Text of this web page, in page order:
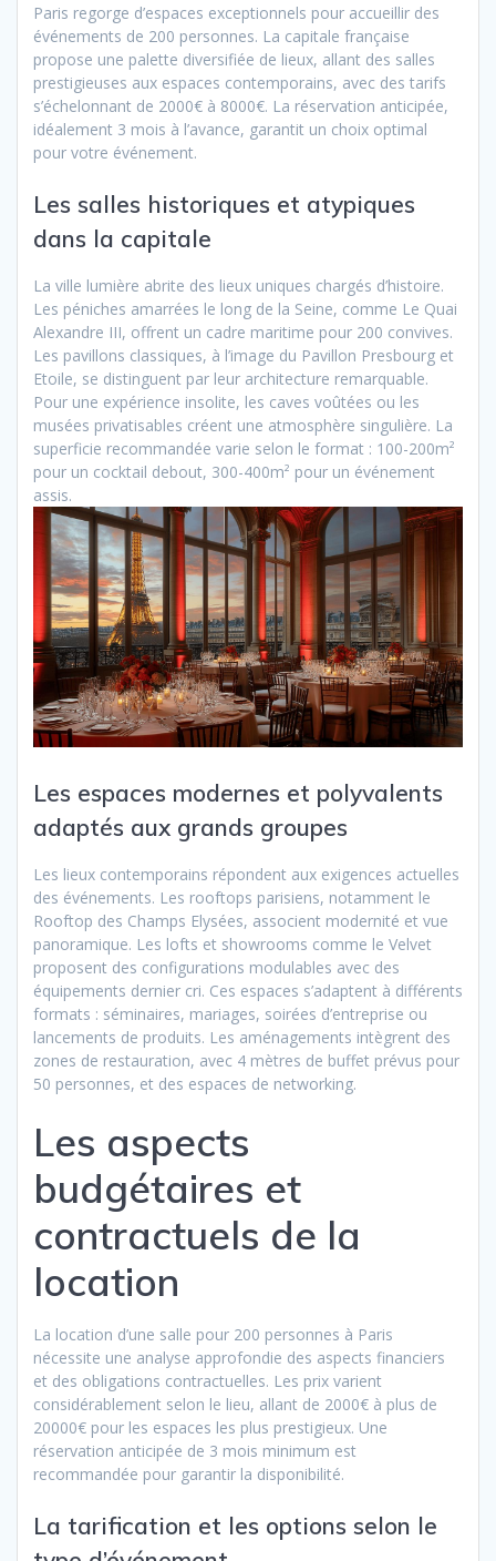
Paris regorge d’espaces exceptionnels pour accueillir des
événements de 200 personnes. La capitale française
propose une palette diversifiée de lieux, allant des salles
prestigieuses aux espaces contemporains, avec des tarifs
s’échelonnant de 2000€ à 8000€. La réservation anticipée,
idéalement 3 mois à l’avance, garantit un choix optimal
pour votre événement.
Les salles historiques et atypiques
dans la capitale
La ville lumière abrite des lieux uniques chargés d’histoire.
Les péniches amarrées le long de la Seine, comme Le Quai
Alexandre III, offrent un cadre maritime pour 200 convives.
Les pavillons classiques, à l’image du Pavillon Presbourg et
Etoile, se distinguent par leur architecture remarquable.
Pour une expérience insolite, les caves voûtées ou les
musées privatisables créent une atmosphère singulière. La
superficie recommandée varie selon le format : 100-200m²
pour un cocktail debout, 300-400m² pour un événement
assis.
Les espaces modernes et polyvalents
adaptés aux grands groupes
Les lieux contemporains répondent aux exigences actuelles
des événements. Les rooftops parisiens, notamment le
Rooftop des Champs Elysées, associent modernité et vue
panoramique. Les lofts et showrooms comme le Velvet
proposent des configurations modulables avec des
équipements dernier cri. Ces espaces s’adaptent à différents
formats : séminaires, mariages, soirées d’entreprise ou
lancements de produits. Les aménagements intègrent des
zones de restauration, avec 4 mètres de buffet prévus pour
50 personnes, et des espaces de networking.
Les aspects
budgétaires et
contractuels de la
location
La location d’une salle pour 200 personnes à Paris
nécessite une analyse approfondie des aspects financiers
et des obligations contractuelles. Les prix varient
considérablement selon le lieu, allant de 2000€ à plus de
20000€ pour les espaces les plus prestigieux. Une
réservation anticipée de 3 mois minimum est
recommandée pour garantir la disponibilité.
La tarification et les options selon le